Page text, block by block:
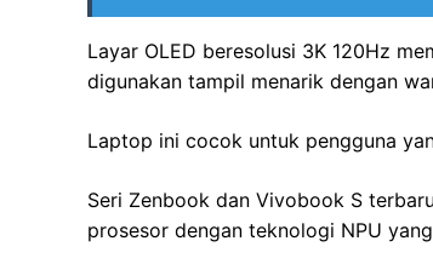
Layar OLED beresolusi 3K 120Hz
digunakan tampil menarik dengan
Laptop ini cocok untuk pengguna
Seri Zenbook dan Vivobook S
prosesor dengan teknologi NPU